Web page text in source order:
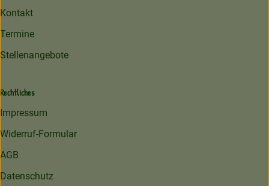
Kontakt
Termine
Stellenangebote
Rechtliches
Impressum
Widerruf-Formular
AGB
Datenschutz